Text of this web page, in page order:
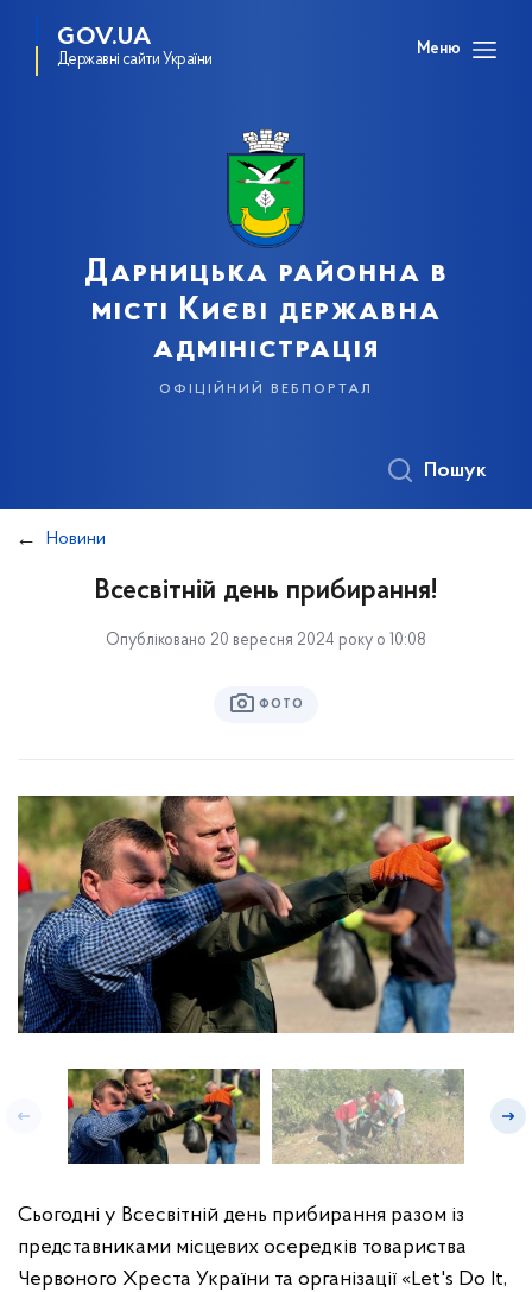
GOV.UA
Державні сайти України
Меню
Дарницька районна в
місті Києві державна
адміністрація
офіційний вебпортал
Пошук
Новини
Всесвітній день прибирання!
Опубліковано 20 вересня 2024 року о 10:08
ФОТО
Сьогодні у Всесвітній день прибирання разом із
представниками місцевих осередків товариства
Червоного Хреста України та організації «Let's Do It,